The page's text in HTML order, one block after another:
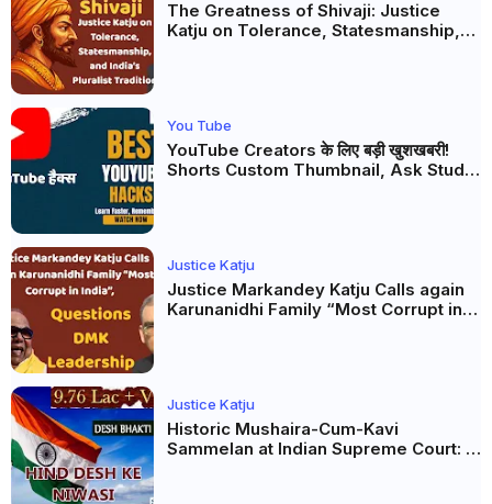
The Greatness of Shivaji: Justice
Katju on Tolerance, Statesmanship,
You Tube
YouTube Creators के लिए बड़ी खुशखबरी!
Shorts Custom Thumbnail, Ask Studio
Justice Katju
Justice Markandey Katju Calls again
Karunanidhi Family “Most Corrupt in
Justice Katju
Historic Mushaira-Cum-Kavi
Sammelan at Indian Supreme Court: A